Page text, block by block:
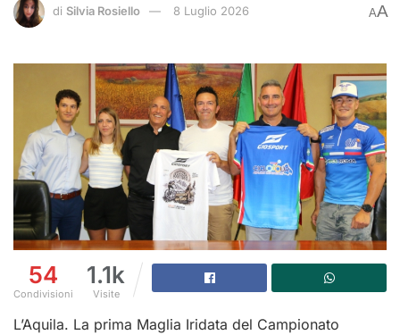
di Silvia Rosiello 8 Luglio 2026 AA
54
Condivisioni
1.1k
Visite
L’Aquila. La prima Maglia Iridata del Campionato